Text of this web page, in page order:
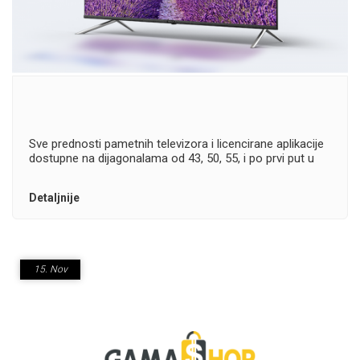
Sve prednosti pametnih televizora i licencirane aplikacije
dostupne na dijagonalama od 43, 50, 55, i po prvi put u
Detaljnije
15. Nov